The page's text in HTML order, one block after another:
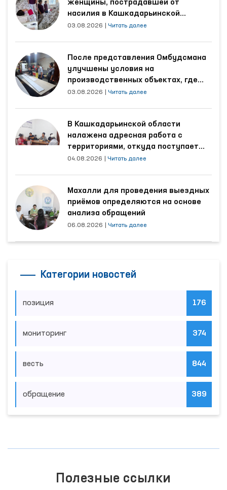
женщины, пострадавшей от
насилия в Кашкадарьинской
области
03.08.2026 Читать далее
После представления Омбудсмана
улучшены условия на
производственных объектах, где
трудятся осуждённые
03.08.2026 Читать далее
В Кашкадарьинской области
налажена адресная работа с
территориями, откуда поступает
наибольшее количество обращений
04.08.2026 Читать далее
Махалли для проведения выездных
приёмов определяются на основе
анализа обращений
06.08.2026 Читать далее
Категории новостей
позиция 176
мониторинг 374
весть 844
обращение 389
Полезные ссылки